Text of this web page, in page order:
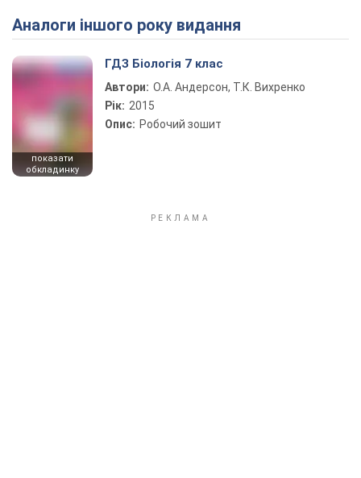
Play Video
Аналоги іншого року видання
показати
обкладинку
ГДЗ Біологія 7 клас
Автори: О.А. Андерсон, Т.К. Вихренко
Рік: 2015
Опис: Робочий зошит